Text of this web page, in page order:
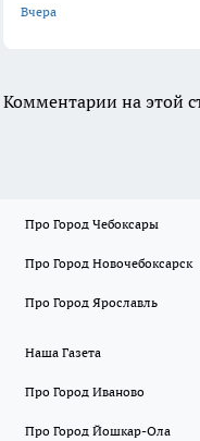
Вчера
Комментарии на этой
Про Город Чебоксары
Про Город Новочебоксарск
Про Город Ярославль
Наша Газета
Про Город Иваново
Про Город Йошкар-Ола